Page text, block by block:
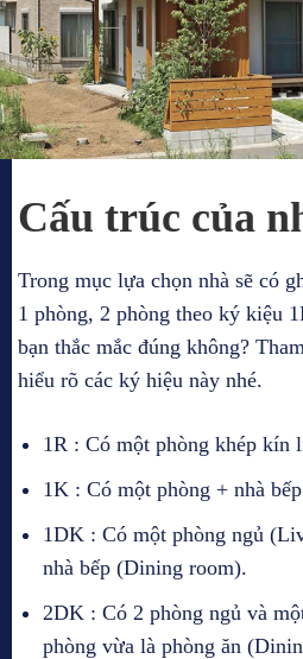
Cấu trúc của
Trong mục lựa chọn nhà sẽ có
1 phòng, 2 phòng theo ký kiệu
bạn thắc mắc đúng không?
hiểu rõ các ký hiệu này nhé.
1R : Có một phòng khép kín
1K : Có một phòng + nhà
1DK : Có một phòng ngủ
nhà bếp (Dining room).
2DK : Có 2 phòng ngủ và
phòng vừa là phòng ăn